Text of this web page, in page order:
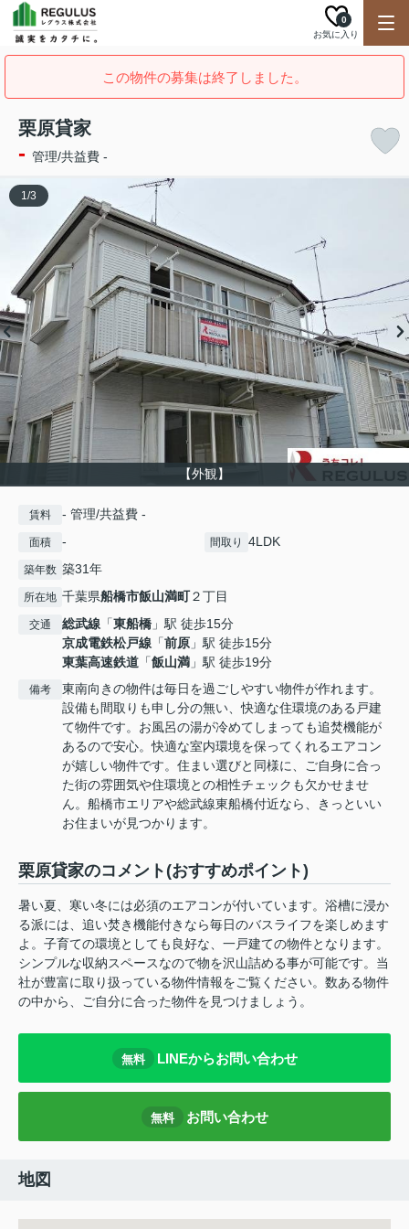
お気に入り
0
この物件の募集は終了しました。
栗原貸家
- 管理/共益費 -
【外観】
1/3
賃料 - 管理/共益費 -
面積 - 間取り 4LDK
築年数 築31年
所在地 千葉県船橋市飯山満町２丁目
交通 総武線 「東船橋 」駅 徒歩15分
京成電鉄松戸線 「前原 」駅 徒歩15分
東葉高速鉄道 「飯山満 」駅 徒歩19分
備考
東南向きの物件は毎日を過ごしやすい物件が作れます。
設備も間取りも申し分の無い、快適な住環境のある戸建
て物件です。お風呂の湯が冷めてしまっても追焚機能が
あるので安心。快適な室内環境を保ってくれるエアコン
が嬉しい物件です。住まい選びと同様に、ご自身に合っ
た街の雰囲気や住環境との相性チェックも欠かせませ
ん。船橋市エリアや総武線東船橋付近なら、きっといい
お住まいが見つかります。
栗原貸家のコメント(おすすめポイント)
暑い夏、寒い冬には必須のエアコンが付いています。浴槽に浸か
る派には、追い焚き機能付きなら毎日のバスライフを楽しめます
よ。子育ての環境としても良好な、一戸建ての物件となります。
シンプルな収納スペースなので物を沢山詰める事が可能です。当
社が豊富に取り扱っている物件情報をご覧ください。数ある物件
の中から、ご自分に合った物件を見つけましょう。
無料 LINEからお問い合わせ
無料 お問い合わせ
地図